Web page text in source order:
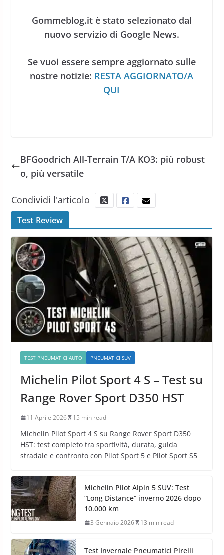
Gommeblog.it è stato selezionato dal
nuovo servizio di Google News.
Se vuoi essere sempre aggiornato sulle
nostre notizie: RESTA AGGIORNATO/A
QUI
BFGoodrich All-Terrain T/A KO3: più robust
o, più versatile
Condividi l'articolo
Test Review
TEST PNEUMATICI AUTO PNEUMATICI SUV
Michelin Pilot Sport 4 S – Test su
Range Rover Sport D350 HST
11 Aprile 2026 15 min read
Michelin Pilot Sport 4 S su Range Rover Sport D350
HST: test completo tra sportività, durata, guida
stradale e confronto con Pilot Sport 5 e Pilot Sport S5
Michelin Pilot Alpin 5 SUV: Test
“Long Distance” inverno 2026 dopo
10.000 km
3 Gennaio 2026 13 min read
Test Invernale Pneumatici Pirelli